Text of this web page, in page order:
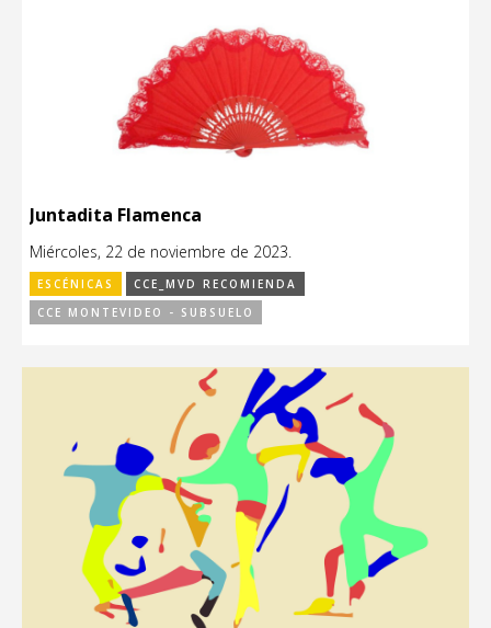
Juntadita Flamenca
Miércoles, 22 de noviembre de 2023.
ESCÉNICAS
CCE_MVD RECOMIENDA
CCE MONTEVIDEO - SUBSUELO